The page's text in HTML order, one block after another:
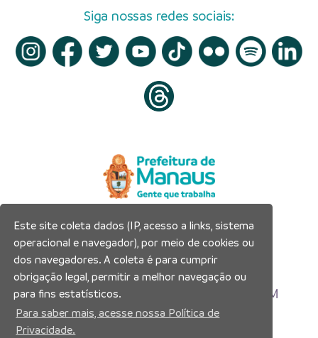
Siga nossas redes sociais:
Prefeitura Municipal de Manaus
Município de Manaus
CNPJ:04.365.326.0001-73
Av. Brasil, 2971 – Compensa, Manaus-AM
CEP: 69036-110
Este site coleta dados (IP, acesso a links, sistema
operacional e navegador), por meio de cookies ou
dos navegadores. A coleta é para cumprir
obrigação legal, permitir a melhor navegação ou
para fins estatísticos.
Para saber mais, acesse nossa Política de
Privacidade.